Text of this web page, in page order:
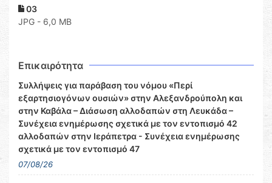
03
JPG - 6,0 MB
Επικαιρότητα
Συλλήψεις για παράβαση του νόμου «Περί
εξαρτησιογόνων ουσιών» στην Αλεξανδρούπολη και
στην Καβάλα – Διάσωση αλλοδαπών στη Λευκάδα –
Συνέχεια ενημέρωσης σχετικά με τον εντοπισμό 42
αλλοδαπών στην Ιεράπετρα - Συνέχεια ενημέρωσης
σχετικά με τον εντοπισμό 47
07/08/26